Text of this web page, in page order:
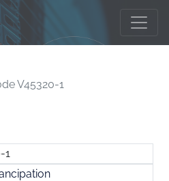
V45320-1
1